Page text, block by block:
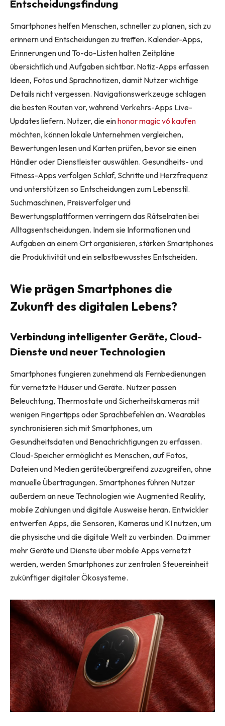
Entscheidungsfindung
Smartphones helfen Menschen, schneller zu planen, sich zu
erinnern und Entscheidungen zu treffen. Kalender-Apps,
Erinnerungen und To-do-Listen halten Zeitpläne
übersichtlich und Aufgaben sichtbar. Notiz-Apps erfassen
Ideen, Fotos und Sprachnotizen, damit Nutzer wichtige
Details nicht vergessen. Navigationswerkzeuge schlagen
die besten Routen vor, während Verkehrs-Apps Live-
Updates liefern. Nutzer, die einhonor magic v6 kaufen
möchten, können lokale Unternehmen vergleichen,
Bewertungen lesen und Karten prüfen, bevor sie einen
Händler oder Dienstleister auswählen. Gesundheits- und
Fitness-Apps verfolgen Schlaf, Schritte und Herzfrequenz
und unterstützen so Entscheidungen zum Lebensstil.
Suchmaschinen, Preisverfolger und
Bewertungsplattformen verringern das Rätselraten bei
Alltagsentscheidungen. Indem sie Informationen und
Aufgaben an einem Ort organisieren, stärken Smartphones
die Produktivität und ein selbstbewusstes Entscheiden.
Wie prägen Smartphones die
Zukunft des digitalen Lebens?
Verbindung intelligenter Geräte, Cloud-
Dienste und neuer Technologien
Smartphones fungieren zunehmend als Fernbedienungen
für vernetzte Häuser und Geräte. Nutzer passen
Beleuchtung, Thermostate und Sicherheitskameras mit
wenigen Fingertipps oder Sprachbefehlen an. Wearables
synchronisieren sich mit Smartphones, um
Gesundheitsdaten und Benachrichtigungen zu erfassen.
Cloud-Speicher ermöglicht es Menschen, auf Fotos,
Dateien und Medien geräteübergreifend zuzugreifen, ohne
manuelle Übertragungen. Smartphones führen Nutzer
außerdem an neue Technologien wie Augmented Reality,
mobile Zahlungen und digitale Ausweise heran. Entwickler
entwerfen Apps, die Sensoren, Kameras und KI nutzen, um
die physische und die digitale Welt zu verbinden. Da immer
mehr Geräte und Dienste über mobile Apps vernetzt
werden, werden Smartphones zur zentralen Steuereinheit
zukünftiger digitaler Ökosysteme.